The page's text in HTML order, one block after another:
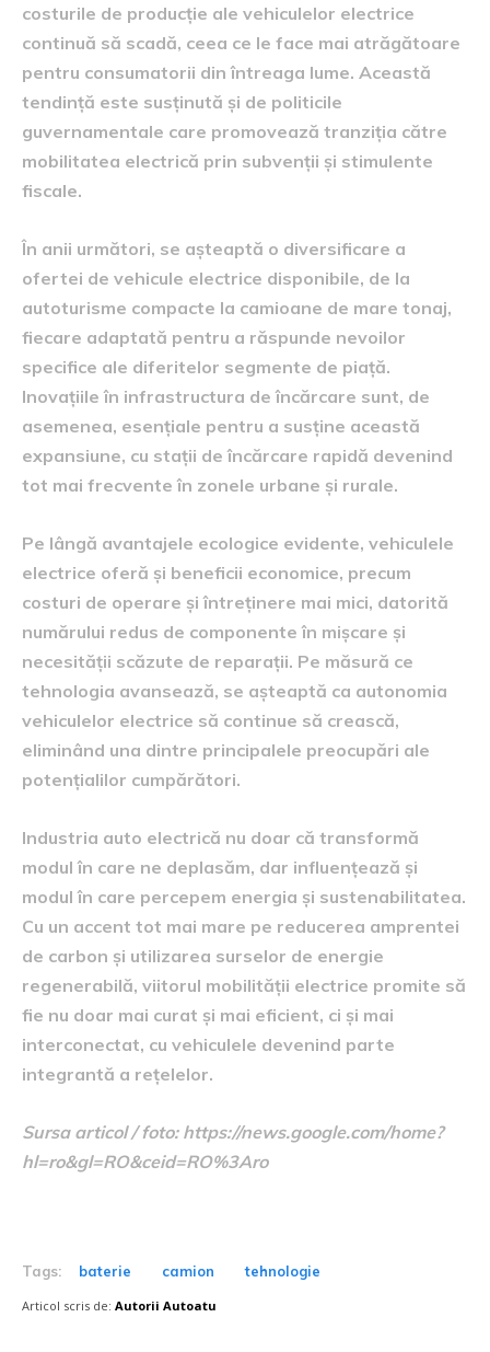
costurile de producție ale vehiculelor electrice
continuă să scadă, ceea ce le face mai atrăgătoare
pentru consumatorii din întreaga lume. Această
tendință este susținută și de politicile
guvernamentale care promovează tranziția către
mobilitatea electrică prin subvenții și stimulente
fiscale.
În anii următori, se așteaptă o diversificare a
ofertei de vehicule electrice disponibile, de la
autoturisme compacte la camioane de mare tonaj,
fiecare adaptată pentru a răspunde nevoilor
specifice ale diferitelor segmente de piață.
Inovațiile în infrastructura de încărcare sunt, de
asemenea, esențiale pentru a susține această
expansiune, cu stații de încărcare rapidă devenind
tot mai frecvente în zonele urbane și rurale.
Pe lângă avantajele ecologice evidente, vehiculele
electrice oferă și beneficii economice, precum
costuri de operare și întreținere mai mici, datorită
numărului redus de componente în mișcare și
necesității scăzute de reparații. Pe măsură ce
tehnologia avansează, se așteaptă ca autonomia
vehiculelor electrice să continue să crească,
eliminând una dintre principalele preocupări ale
potențialilor cumpărători.
Industria auto electrică nu doar că transformă
modul în care ne deplasăm, dar influențează și
modul în care percepem energia și sustenabilitatea.
Cu un accent tot mai mare pe reducerea amprentei
de carbon și utilizarea surselor de energie
regenerabilă, viitorul mobilității electrice promite să
fie nu doar mai curat și mai eficient, ci și mai
interconectat, cu vehiculele devenind parte
integrantă a rețelelor.
Sursa articol / foto: https://news.google.com/home?
hl=ro&gl=RO&ceid=RO%3Aro
Tags: baterie camion tehnologie
Articol scris de: Autorii Autoatu